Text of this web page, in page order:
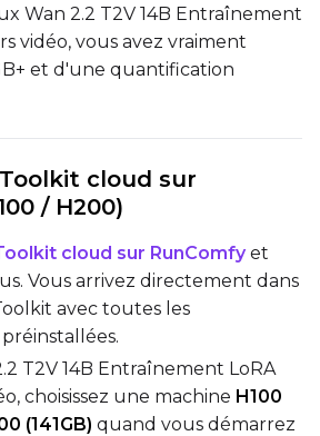
Settings
ToggleCache Latents
Cache Latents
Flipping
Toggle
ToggleFlip Y
Flip Y
Resolutions
Toggle
Toggle512
Toggle768
768
Wan 2.2 T2V 14B Entraînement
vidéo, vous avez vraiment
et d'une quantification
cloud sur
/ H200)
cloud sur RunComfy et
Vous arrivez directement dans
avec toutes les
T2V 14B Entraînement LoRA
choisissez une machine H100
(141GB) quand vous démarrez